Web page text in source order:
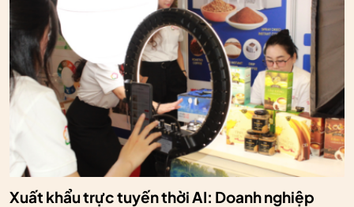
Xuất khẩu trực tuyến thời AI: Doanh nghiệp